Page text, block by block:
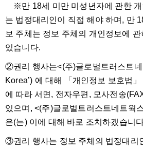
※만 18세 미만 미성년자에 관한 개
는 법정대리인이 직접 해야 하며, 만
보 주체는 정보 주체의 개인정보에
있습니다.
②권리 행사는<(주)글로벌트러스트네
Korea’) 에 대해 「개인정보 보호법
에 따라 서면, 전자우편, 모사전송
있으며, <(주)글로벌트러스트네트웍
은(는) 이에 대해 바로 조치하겠습니
③권리 행사는 정보 주체의 법정대리